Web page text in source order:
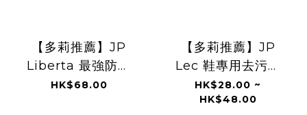
【多莉推薦】JP
Liberta 最強防霉
神器 約250日
HK$68.00
【多莉推薦】JP
Lec 鞋專用去污濕
紙巾 0299
TK260808
HK$28.00 ~
HK$48.00